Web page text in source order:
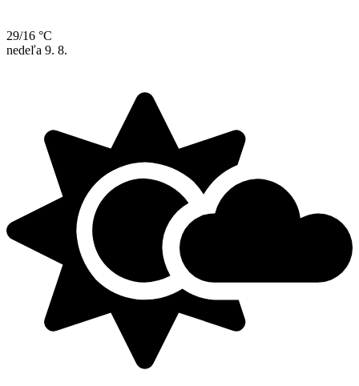
29/16 °C
nedeľa 9. 8.